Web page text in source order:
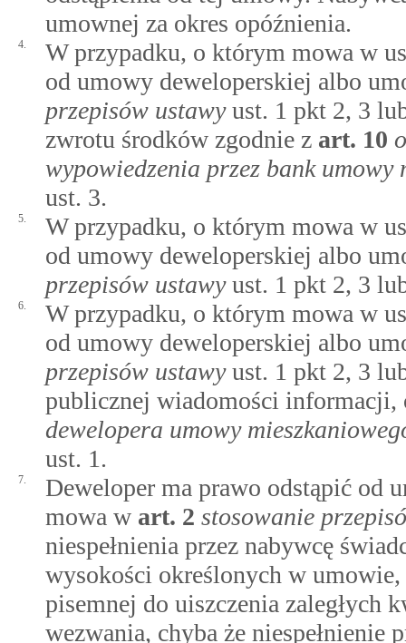
umownej za okres opóźnienia.
4.
W przypadku, o którym mowa w
od umowy deweloperskiej albo
przepisów ustawyust. 1 pkt 2, 3
zwrotu środków zgodnie z art. 10
wypowiedzenia przez bank
ust. 3.
5.
W przypadku, o którym mowa w
od umowy deweloperskiej albo
przepisów ustawyust. 1 pkt 2, 3
6.
W przypadku, o którym mowa w
od umowy deweloperskiej albo
przepisów ustawyust. 1 pkt 2, 3
publicznej wiadomości
dewelopera umowy
ust. 1.
7.
Deweloper ma prawo odstąpić od
mowa w art. 2 stosowanie
niespełnienia przez nabywcę
wysokości określonych w
pisemnej do uiszczenia zaległych
wezwania, chyba że niespełnienie